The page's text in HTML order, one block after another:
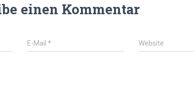
einen Kommentar
E-Mail* Website